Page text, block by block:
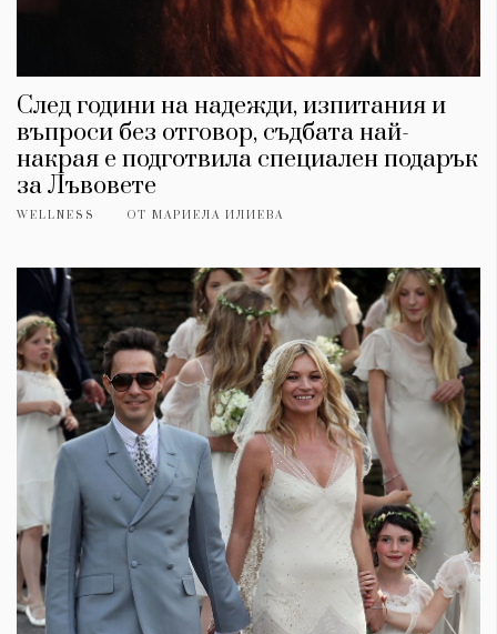
След години на надежди, изпитания и
въпроси без отговор, съдбата най-
накрая е подготвила специален подарък
за Лъвовете
WELLNESS ОТ МАРИЕЛА ИЛИЕВА